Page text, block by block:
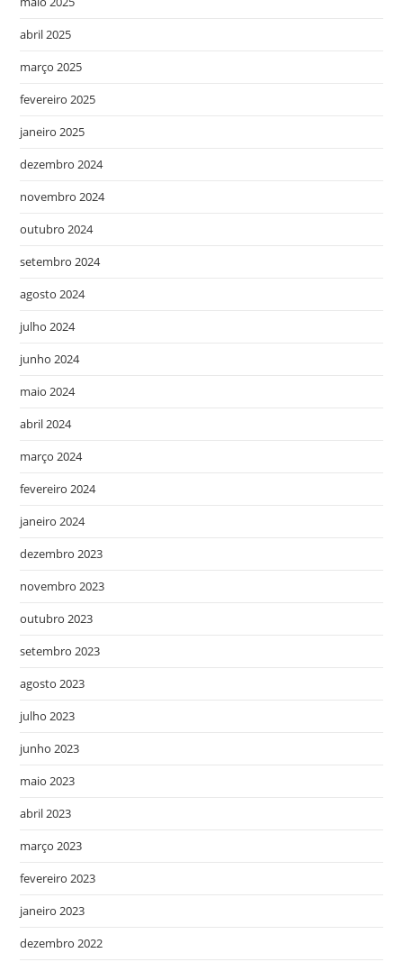
abril 2025
março 2025
fevereiro 2025
janeiro 2025
dezembro 2024
novembro 2024
outubro 2024
setembro 2024
agosto 2024
julho 2024
junho 2024
maio 2024
abril 2024
março 2024
fevereiro 2024
janeiro 2024
dezembro 2023
novembro 2023
outubro 2023
setembro 2023
agosto 2023
julho 2023
junho 2023
maio 2023
abril 2023
março 2023
fevereiro 2023
janeiro 2023
dezembro 2022